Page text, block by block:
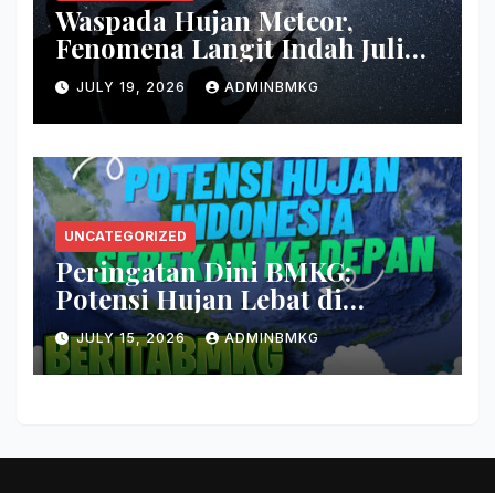
Waspada Hujan Meteor,
Fenomena Langit Indah Juli
2026
JULY 19, 2026 ADMINBMKG
UNCATEGORIZED
Peringatan Dini BMKG:
Potensi Hujan Lebat di
Beberapa Wilayah Indonesia
JULY 15, 2026 ADMINBMKG